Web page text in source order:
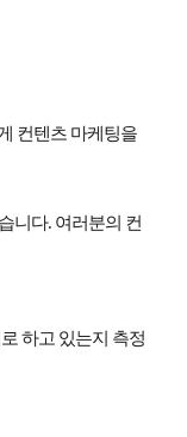
컨텐츠 마케팅을
니다. 여러분의 컨
하고 있는지 측정